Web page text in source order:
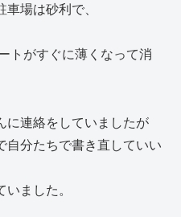
場は砂利で、
トがすぐに薄くなって消
に連絡をしていましたが
自分たちで書き直していい
ました。